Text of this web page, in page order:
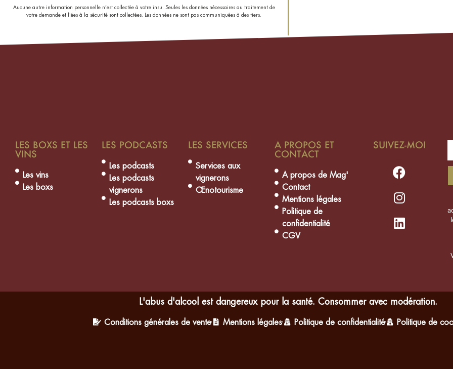
Aucune autre information personnelle n’est collectée à votre insu. Seules les données nécessaires au traitement de
votre demande et liées à la sécurité sont collectées. Les données ne sont pas communiquées à des tiers.
LES BOXS ET LES
VINS
Les vins
Les boxs
LES PODCASTS
Les podcasts
Les podcasts
vignerons
Les podcasts boxs
LES SERVICES
Services aux
vignerons
Œnotourisme
A PROPOS ET
CONTACT
A propos de Mag'
Contact
Mentions légales
Politique de
confidentialité
CGV
SUIVEZ-MOI
L'abus d'alcool est dangereux pour la santé. Consommer avec modération.
Conditions générales de vente Mentions légales Politique de confidentialité Politique de